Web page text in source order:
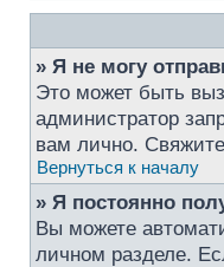
» Я не могу
Это может быть
администратор
вам лично.
Вернуться к началу
» Я постоянно
Вы можете
личном разделе.